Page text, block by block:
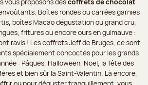
Boîtes rondes ou carrées garnies
boîtes Macao dégustation ou grand cru,
fritures ou encore ours en guimauve :
ravis ! Les coffrets Jeff de Bruges, ce sont
spécialement concoctés pour les grands
: Pâques, Halloween, Noël, la fête des
et bien sûr la Saint-Valentin. Là encore,